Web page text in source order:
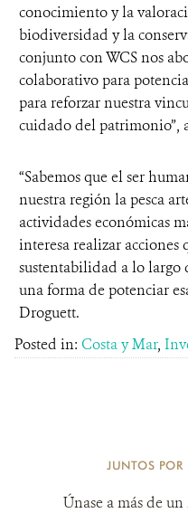
conocimiento y la
biodiversidad y la
conjunto con WCS nos
colaborativo para
para reforzar nuestra
cuidado del patrimonio”,
“Sabemos que el ser
nuestra región la pesca
actividades económicas
interesa realizar acciones
sustentabilidad a lo largo
una forma de potenciar
Droguett.
Posted in: Costa y Mar,
JUNTOS POR
Únase a más de